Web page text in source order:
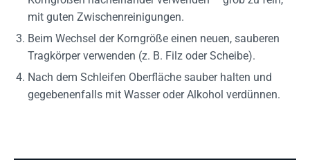
mit guten Zwischenreinigungen.
Beim Wechsel der Korngröße einen neuen, sauberen
Tragkörper verwenden (z. B. Filz oder Scheibe).
Nach dem Schleifen Oberfläche sauber halten und
gegebenenfalls mit Wasser oder Alkohol verdünnen.